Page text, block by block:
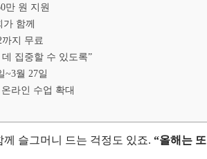
만 원 지원
가 함께
지 무료
집중할 수 있도록”
월 27일
라인 수업 확대
슬그머니 드는 걱정도 있죠. “올해는